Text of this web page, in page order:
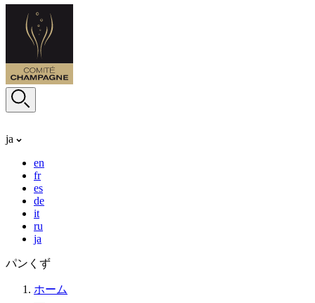
ja
en
fr
es
de
it
ru
ja
パンくず
ホーム